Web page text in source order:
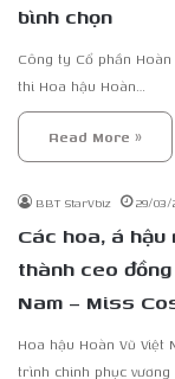
bình chọn
Công ty Cổ phần
thi Hoa hậu Hoàn…
Read More »
BBT StarVbiz 29/03/
Các hoa, á
thành ceo
Nam – Miss
Hoa hậu Hoàn Vũ Việt
trình chinh phục